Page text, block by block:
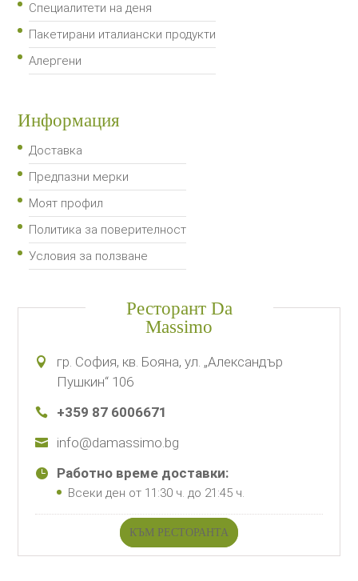
Специалитети на деня
Пакетирани италиански продукти
Алергени
Информация
Доставка
Предпазни мерки
Моят профил
Политика за поверителност
Условия за ползване
Ресторант Da
Massimo
гр. София, кв. Бояна, ул. „Александър
Пушкин“ 106
+359 87 6006671
info@damassimo.bg
Работно време доставки:
Всеки ден от 11:30 ч. до 21:45 ч.
КЪМ РЕСТОРАНТА